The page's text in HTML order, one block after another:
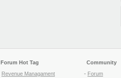
Forum Hot Tag
Revenue Managament
Community
- Forum